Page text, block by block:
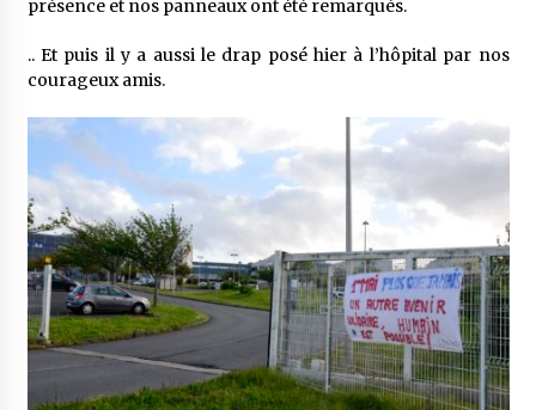
présence et nos panneaux ont été remarqués.
.. Et puis il y a aussi le drap posé hier à l’hôpital par nos
courageux amis.